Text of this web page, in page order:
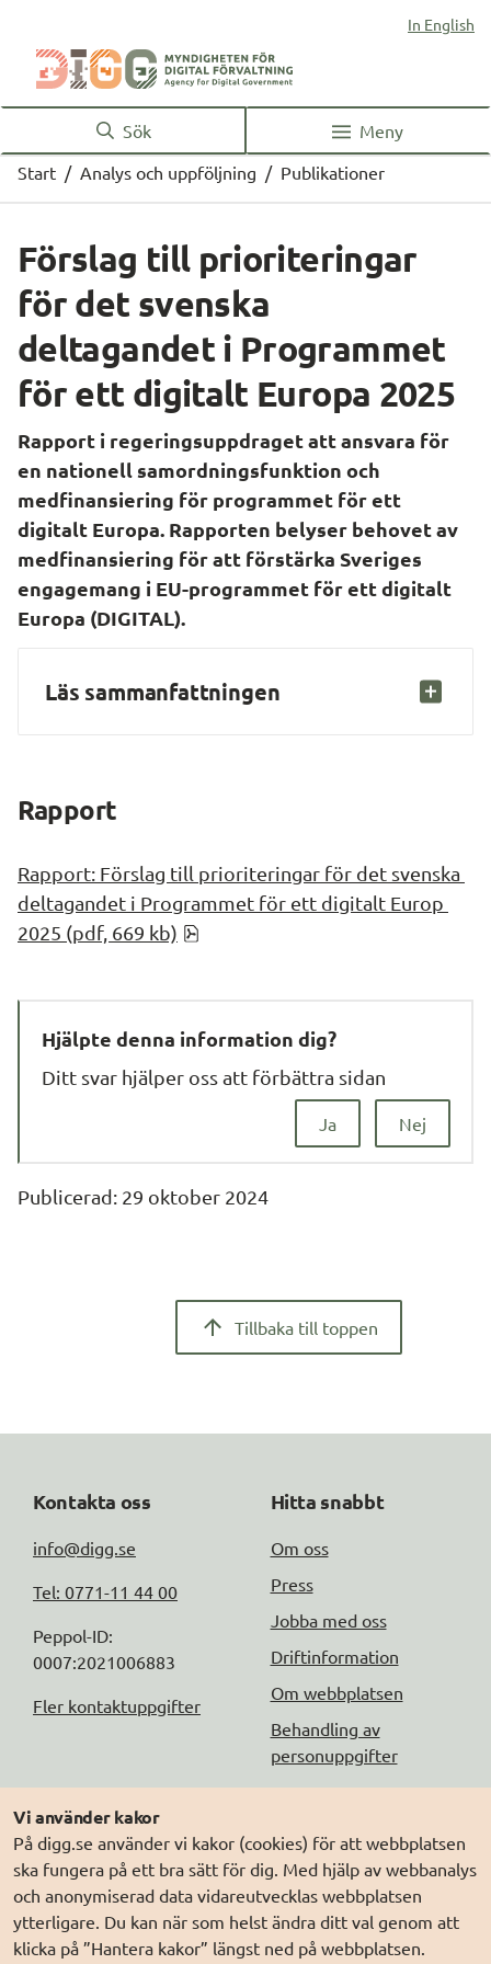
Vi använder kakor
På digg.se använder vi kakor (cookies) för att webbplatsen
ska fungera på ett bra sätt för dig. Med hjälp av webbanalys
och anonymiserad data vidareutvecklas webbplatsen
ytterligare. Du kan när som helst ändra ditt val genom att
klicka på ”Hantera kakor” längst ned på webbplatsen.
In English
Sök
Meny
Start / Analys och uppföljning / Publikationer
Förslag till prioriteringar
för det svenska
deltagandet i Programmet
för ett digitalt Europa 2025
Rapport i regeringsuppdraget att ansvara för
en nationell samordningsfunktion och
medfinansiering för programmet för ett
digitalt Europa. Rapporten belyser behovet av
medfinansiering för att förstärka Sveriges
engagemang i EU-programmet för ett digitalt
Europa (DIGITAL).
Läs sammanfattningen
Rapport
Rapport: Förslag till prioriteringar för det svenska
deltagandet i Programmet för ett digitalt Europ
2025 (pdf, 669 kb)
Hjälpte denna information dig?
Nej
Ja
Ditt svar hjälper oss att förbättra sidan
Publicerad: 29 oktober 2024
Tillbaka till toppen
Kontakta oss
info@digg.se
Tel: 0771-11 44 00
Peppol-ID:
0007:2021006883
Fler kontaktuppgifter
Hitta snabbt
Om oss
Press
Jobba med oss
Driftinformation
Om webbplatsen
Behandling av
personuppgifter
Följ oss
DIGG på
Prenumerera på nyheter
DIGG på
LinkedIn
DIGG på
PressMachine
DIGG på
Elegitimation.se
Min myndighetspost
Sveriges dataportal